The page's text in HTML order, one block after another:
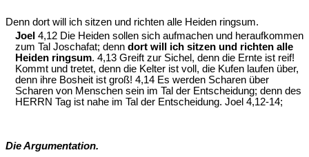
Denn dort will ich sitzen und richten alle Heiden ringsum.
Joel 4,12 Die Heiden sollen sich aufmachen und heraufkommen
zum Tal Joschafat; denn dort will ich sitzen und richten alle
Heiden ringsum. 4,13 Greift zur Sichel, denn die Ernte ist reif!
Kommt und tretet, denn die Kelter ist voll, die Kufen laufen über,
denn ihre Bosheit ist groß! 4,14 Es werden Scharen über
Scharen von Menschen sein im Tal der Entscheidung; denn des
HERRN Tag ist nahe im Tal der Entscheidung. Joel 4,12-14;
Die Argumentation.